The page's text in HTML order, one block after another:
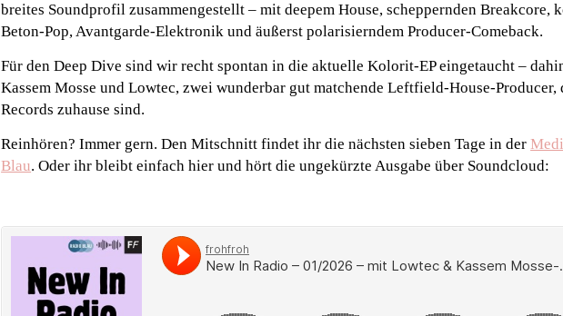
breites Soundprofil zusammengestellt – mit deepem House, scheppernden Breakcore,
Beton-Pop, Avantgarde-Elektronik und äußerst polarisierndem Producer-Comeback.
Für den Deep Dive sind wir recht spontan in die aktuelle Kolorit-EP eingetaucht –
Kassem Mosse und Lowtec, zwei wunderbar gut matchende Leftfield-House-
Records zuhause sind.
Reinhören? Immer gern. Den Mitschnitt findet ihr die nächsten sieben Tage in der
Blau. Oder ihr bleibt einfach hier und hört die ungekürzte Ausgabe über Soundcloud: